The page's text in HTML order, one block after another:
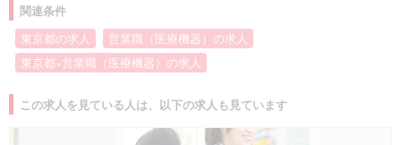
関連条件
東京都の求人
営業職（医療機器）の求人
東京都×営業職（医療機器）の求人
この求人を見ている人は、以下の求人も見ています